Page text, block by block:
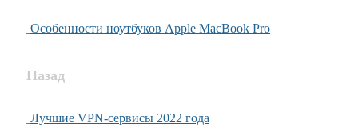
Особенности ноутбуков Apple MacBook Pro
Назад
Лучшие VPN-сервисы 2022 года